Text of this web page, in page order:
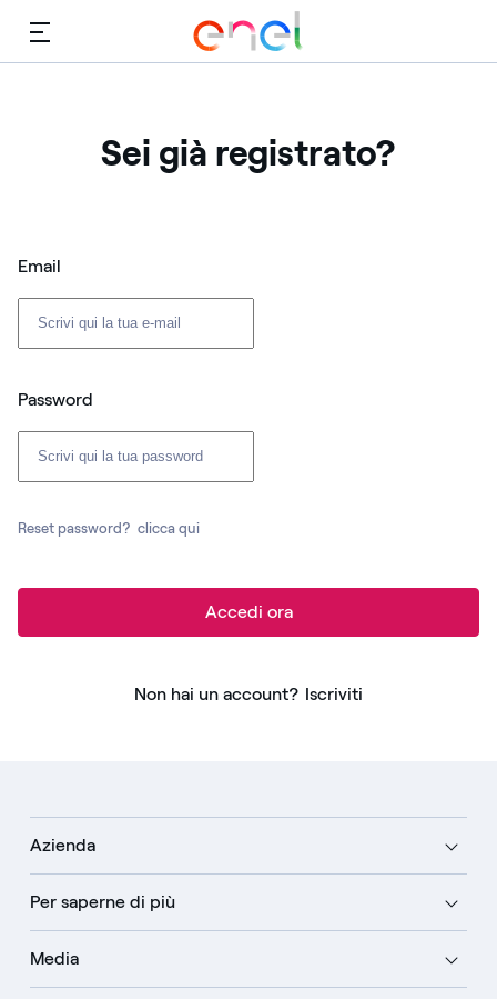
Menù
Sei già registrato?
Login: user e password
Email
Password
Reset password? clicca qui
Accedi ora
Non hai un account? Iscriviti
Azienda
Per saperne di più
Media